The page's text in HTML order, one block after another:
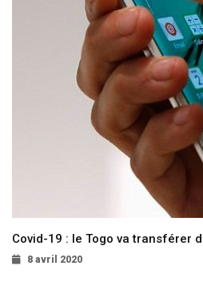
Covid-19 : le Togo va transférer
8 avril 2020